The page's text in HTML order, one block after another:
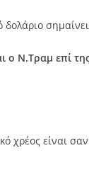
ο Ν.Τραμ επί
χρέος είναι